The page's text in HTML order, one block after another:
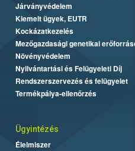
Járványvédelem
Kiemelt ügyek, EUTR
Kockázatkezelés
Mezőgazdasági genetikai
Növényvédelem
Nyilvántartási és Felügyeleti Díj
Rendszerszervezés és felügyelet
Termékpálya-ellenőrzés
Ügyintézés
Élelmiszer